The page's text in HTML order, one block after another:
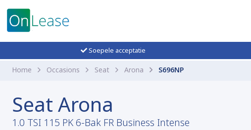
Soepele acceptatie
Home Occasions Seat Arona S696NP
Seat Arona
1.0 TSI 115 PK 6-Bak FR Business Intense